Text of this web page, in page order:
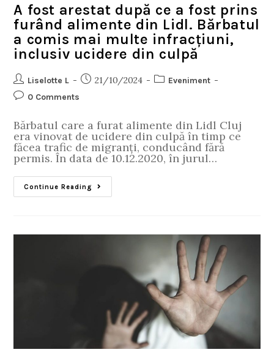
A fost arestat după ce a fost prins
furând alimente din Lidl. Bărbatul
a comis mai multe infracțiuni,
inclusiv ucidere din culpă
Liselotte L 21/10/2024
Eveniment
0 Comments
Bărbatul care a furat alimente din Lidl Cluj
era vinovat de ucidere din culpă în timp ce
făcea trafic de migranți, conducând fără
permis. În data de 10.12.2020, în jurul…
Continue Reading